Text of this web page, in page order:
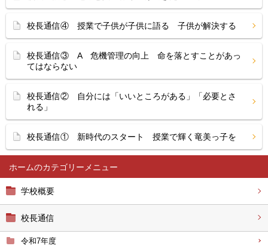
ホーム
学校概要
校長通信
令和7年度
校長通信④ 授業で子供が子供に語る 子供が解決する
校長通信③ A 危機管理の向上 命を落とすことがあっ
てはならない
校長通信② 自分には「いいところがある」「必要とさ
れる」
校長通信① 新時代のスタート 授業で輝く竜美っ子を